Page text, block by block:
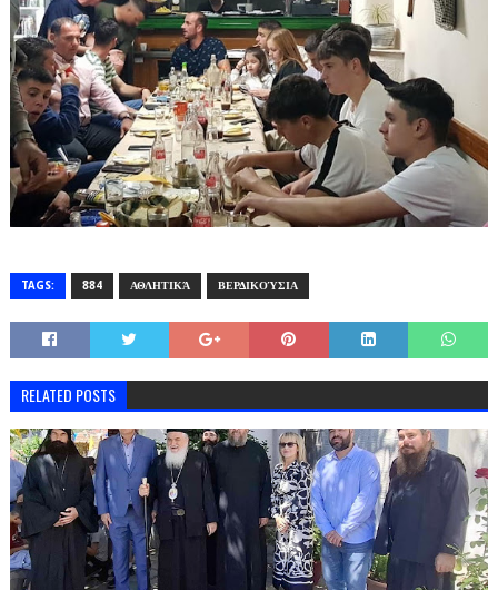
TAGS: 884 ΑΘΛΗΤΙΚΆ ΒΕΡΔΙΚΟΎΣΙΑ
RELATED POSTS